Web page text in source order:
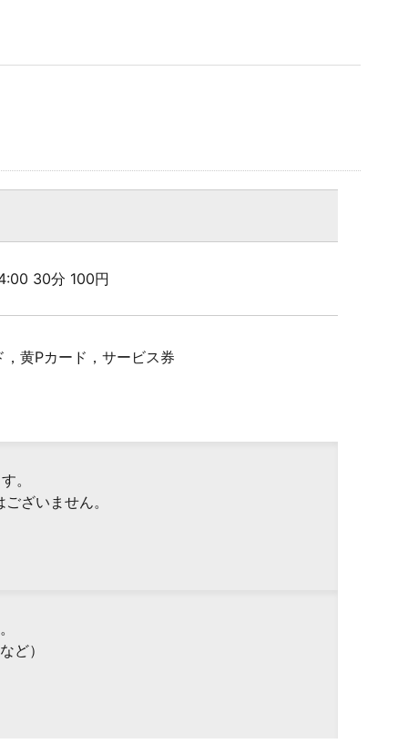
30分 100円
黄Pカード，サービス券
。
ざいません。
ど）